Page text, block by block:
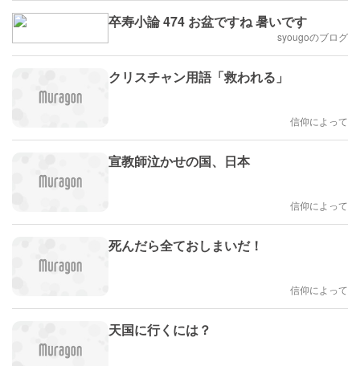
卒寿小論 474 お盆ですね 暑いです
syougoのブログ
クリスチャン用語「救われる」
信仰によって
宣教師泣かせの国、日本
信仰によって
死んだら全ておしまいだ！
信仰によって
天国に行くには？